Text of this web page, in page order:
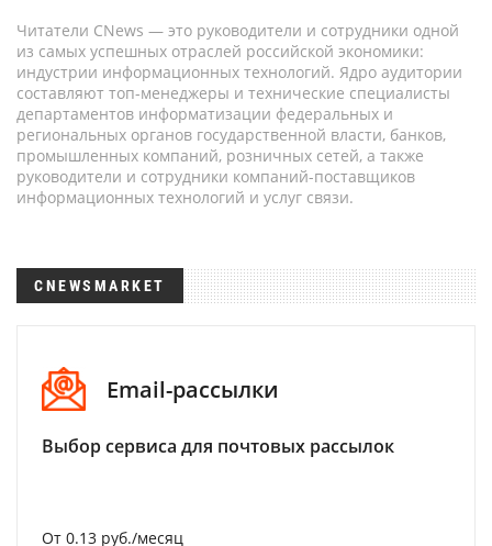
Читатели CNews — это руководители и сотрудники одной
из самых успешных отраслей российской экономики:
индустрии информационных технологий. Ядро аудитории
составляют топ-менеджеры и технические специалисты
департаментов информатизации федеральных и
региональных органов государственной власти, банков,
промышленных компаний, розничных сетей, а также
руководители и сотрудники компаний-поставщиков
информационных технологий и услуг связи.
CNEWSMARKET
Email-рассылки
Выбор сервиса для почтовых рассылок
От 0.13 руб./месяц